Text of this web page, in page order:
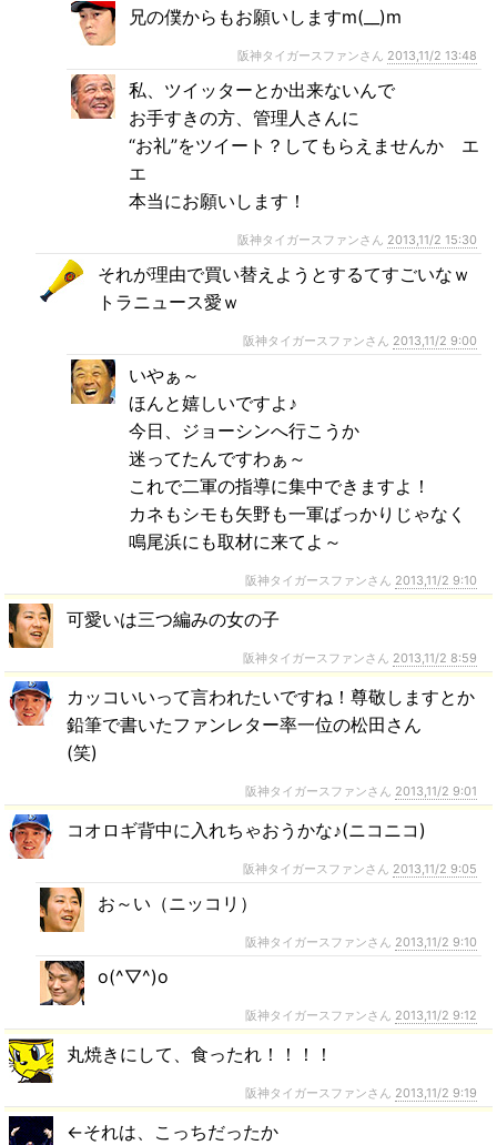
兄の僕からもお願いしますm(__)m
阪神タイガースファンさん 2013,11/2 13:48
私、ツイッターとか出来ないんで
お手すきの方、管理人さんに
“お礼”をツイート？してもらえませんか エ
エ
本当にお願いします！
阪神タイガースファンさん 2013,11/2 15:30
それが理由で買い替えようとするてすごいなｗ
トラニュース愛ｗ
阪神タイガースファンさん 2013,11/2 9:00
いやぁ～
ほんと嬉しいですよ♪
今日、ジョーシンへ行こうか
迷ってたんですわぁ～
これで二軍の指導に集中できますよ！
カネもシモも矢野も一軍ばっかりじゃなく
鳴尾浜にも取材に来てよ～
阪神タイガースファンさん 2013,11/2 9:10
可愛いは三つ編みの女の子
阪神タイガースファンさん 2013,11/2 8:59
カッコいいって言われたいですね！尊敬しますとか
鉛筆で書いたファンレター率一位の松田さん
(笑)
阪神タイガースファンさん 2013,11/2 9:01
コオロギ背中に入れちゃおうかな♪(ニコニコ)
阪神タイガースファンさん 2013,11/2 9:05
お～い（ニッコリ）
阪神タイガースファンさん 2013,11/2 9:10
o(^▽^)o
阪神タイガースファンさん 2013,11/2 9:12
丸焼きにして、食ったれ！！！！
阪神タイガースファンさん 2013,11/2 9:19
←それは、こっちだったか